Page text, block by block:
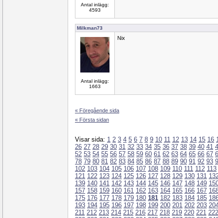
Antal inlägg:
4593
Milkman73
Antal inlägg:
1663
Nix
« Föregående sida
« Första sidan
Visar sida: 1 2 3 4 5 6 7 8 9 10 11 12 13 14 15 16
26 27 28 29 30 31 32 33 34 35 36 37 38 39 40 41
52 53 54 55 56 57 58 59 60 61 62 63 64 65 66 67
78 79 80 81 82 83 84 85 86 87 88 89 90 91 92 93
102 103 104 105 106 107 108 109 110 111 112 113
121 122 123 124 125 126 127 128 129 130 131
139 140 141 142 143 144 145 146 147 148 149
157 158 159 160 161 162 163 164 165 166 167
175 176 177 178 179 180 181 182 183 184 185
193 194 195 196 197 198 199 200 201 202 203
211 212 213 214 215 216 217 218 219 220 221 222